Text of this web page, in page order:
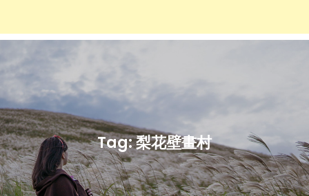
Tag:梨花壁畫村